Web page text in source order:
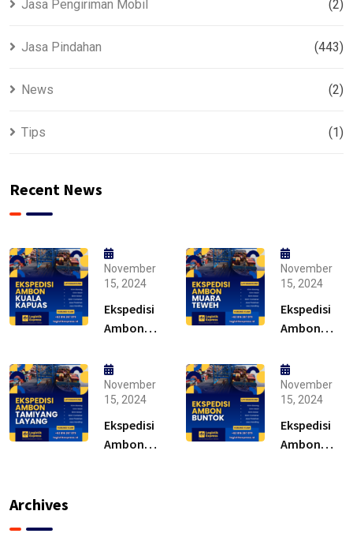
Jasa Pengiriman Mobil (2)
Jasa Pindahan (443)
News (2)
Tips (1)
Recent News
November
15, 2024
Ekspedisi
Ambon
Kapuas –
Solusi
November
15, 2024
Ekspedisi
Ambon
Teweh –
Solusi
November
15, 2024
Ekspedisi
Ambon
November
15, 2024
Ekspedisi
Ambon
Archives